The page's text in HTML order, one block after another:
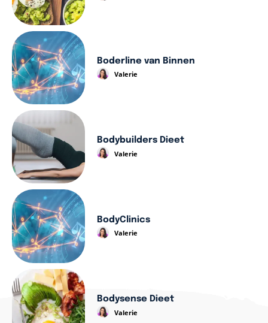
Boderline van Binnen
Valerie
Bodybuilders Dieet
Valerie
BodyClinics
Valerie
Bodysense Dieet
Valerie